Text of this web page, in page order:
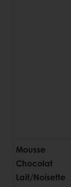
Mousse
Chocolat
Lait/Noisette